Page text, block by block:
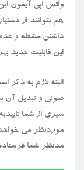
واتس اپی آیفون
هم بتوانند از
داشتن مشغله و عدم
این قابلیت جدید
البته لازم به ذکر
صوتی و تبدیل آن
سیری از شما
موردنظر می خواهد
مدنظر شما